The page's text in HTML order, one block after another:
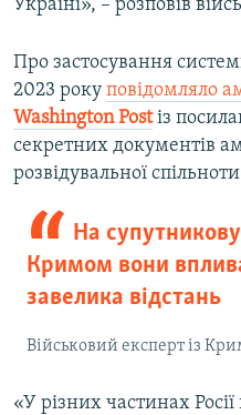
Україні», – розповів
Про застосування
2023 року повідомляло
Washington Postіз
секретних документів
розвідувальної
На
Кримом вони
завелика відстань
Військовий експерт із
«У різних частинах